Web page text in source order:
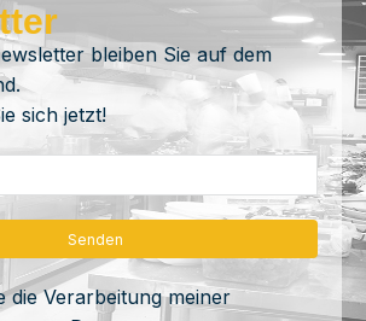
bleiben Sie auf dem
sich jetzt!
die Verarbeitung meiner